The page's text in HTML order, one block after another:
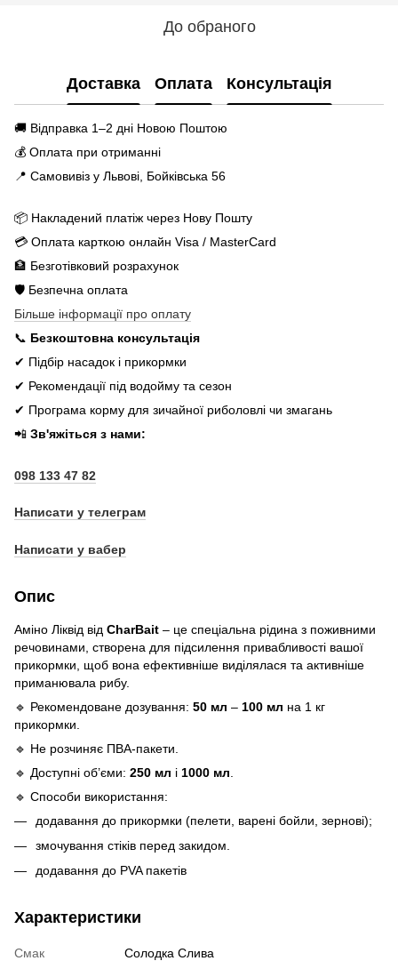
До обраного
Доставка Оплата Консультація
🚚 Відправка 1–2 дні Новою Поштою
💰 Оплата при отриманні
📍 Самовивіз у Львові, Бойківська 56
📦 Накладений платіж через Нову Пошту
💳 Оплата карткою онлайн Visa / MasterCard
🏦 Безготівковий розрахунок
🛡️ Безпечна оплата
Більше інформації про оплату
📞 Безкоштовна консультація
✔ Підбір насадок і прикормки
✔ Рекомендації під водойму та сезон
✔ Програма корму для зичайної риболовлі чи змагань
📲 Зв'яжіться з нами:
098 133 47 82
Написати у телеграм
Написати у вабер
Опис
Аміно Ліквід від CharBait – це спеціальна рідина з поживними
речовинами, створена для підсилення привабливості вашої
прикормки, щоб вона ефективніше виділялася та активніше
приманювала рибу.
🔹 Рекомендоване дозування: 50 мл – 100 мл на 1 кг
прикормки.
🔹 Не розчиняє ПВА-пакети.
🔹 Доступні об’єми: 250 мл і 1000 мл
🔹 Способи використання:
додавання до прикормки (пелети, варені бойли, зернові);
змочування стіків перед закидом.
додавання до PVA пакетів
Характеристики
Смак
Солодка Слива